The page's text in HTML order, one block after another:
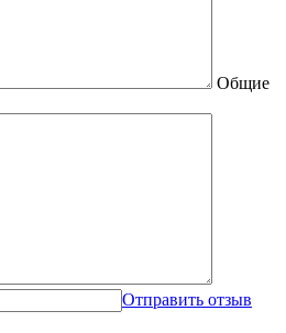
Общие
Отправить отзыв